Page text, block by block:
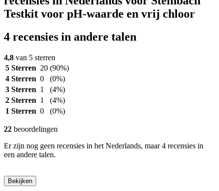
Testkit voor pH-waarde en vrij chloor
4 recensies in andere talen
4,8 van 5 sterren
5 Sterren 20 (90%)
4 Sterren 0
(0%)
3 Sterren 1
(4%)
2 Sterren 1
(4%)
1 Sterren 0 (0%)
22 beoordelingen
Er zijn nog geen recensies in het Nederlands, maar 4 recensies in
een andere talen.
Bekijken